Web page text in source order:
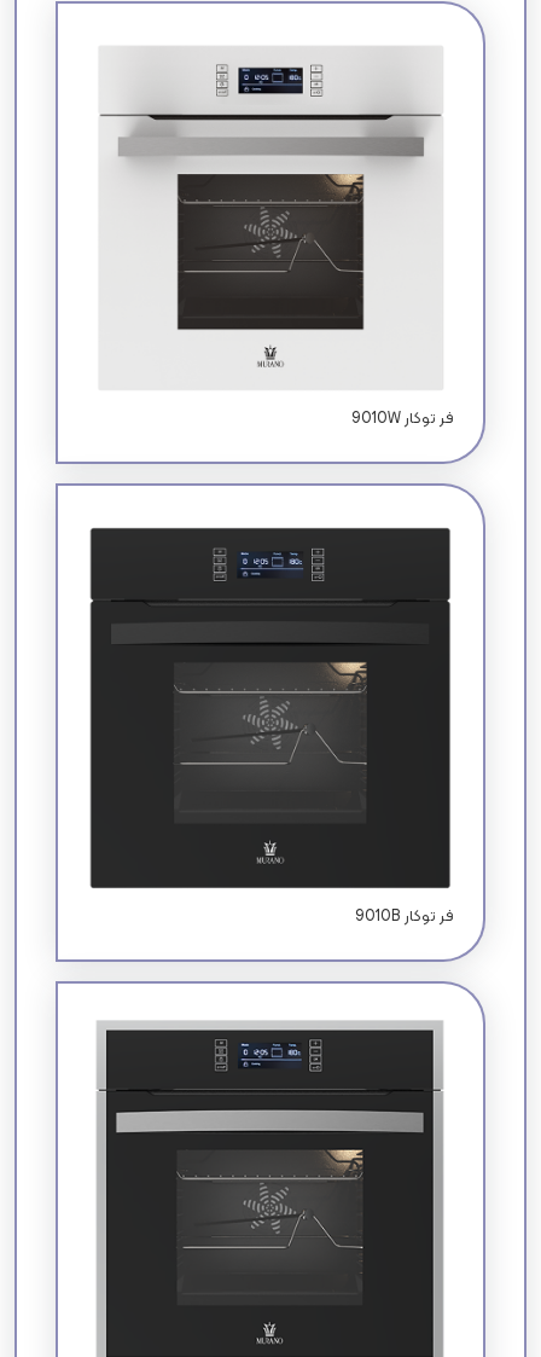
9010W فر توکار
9010B فر توکار